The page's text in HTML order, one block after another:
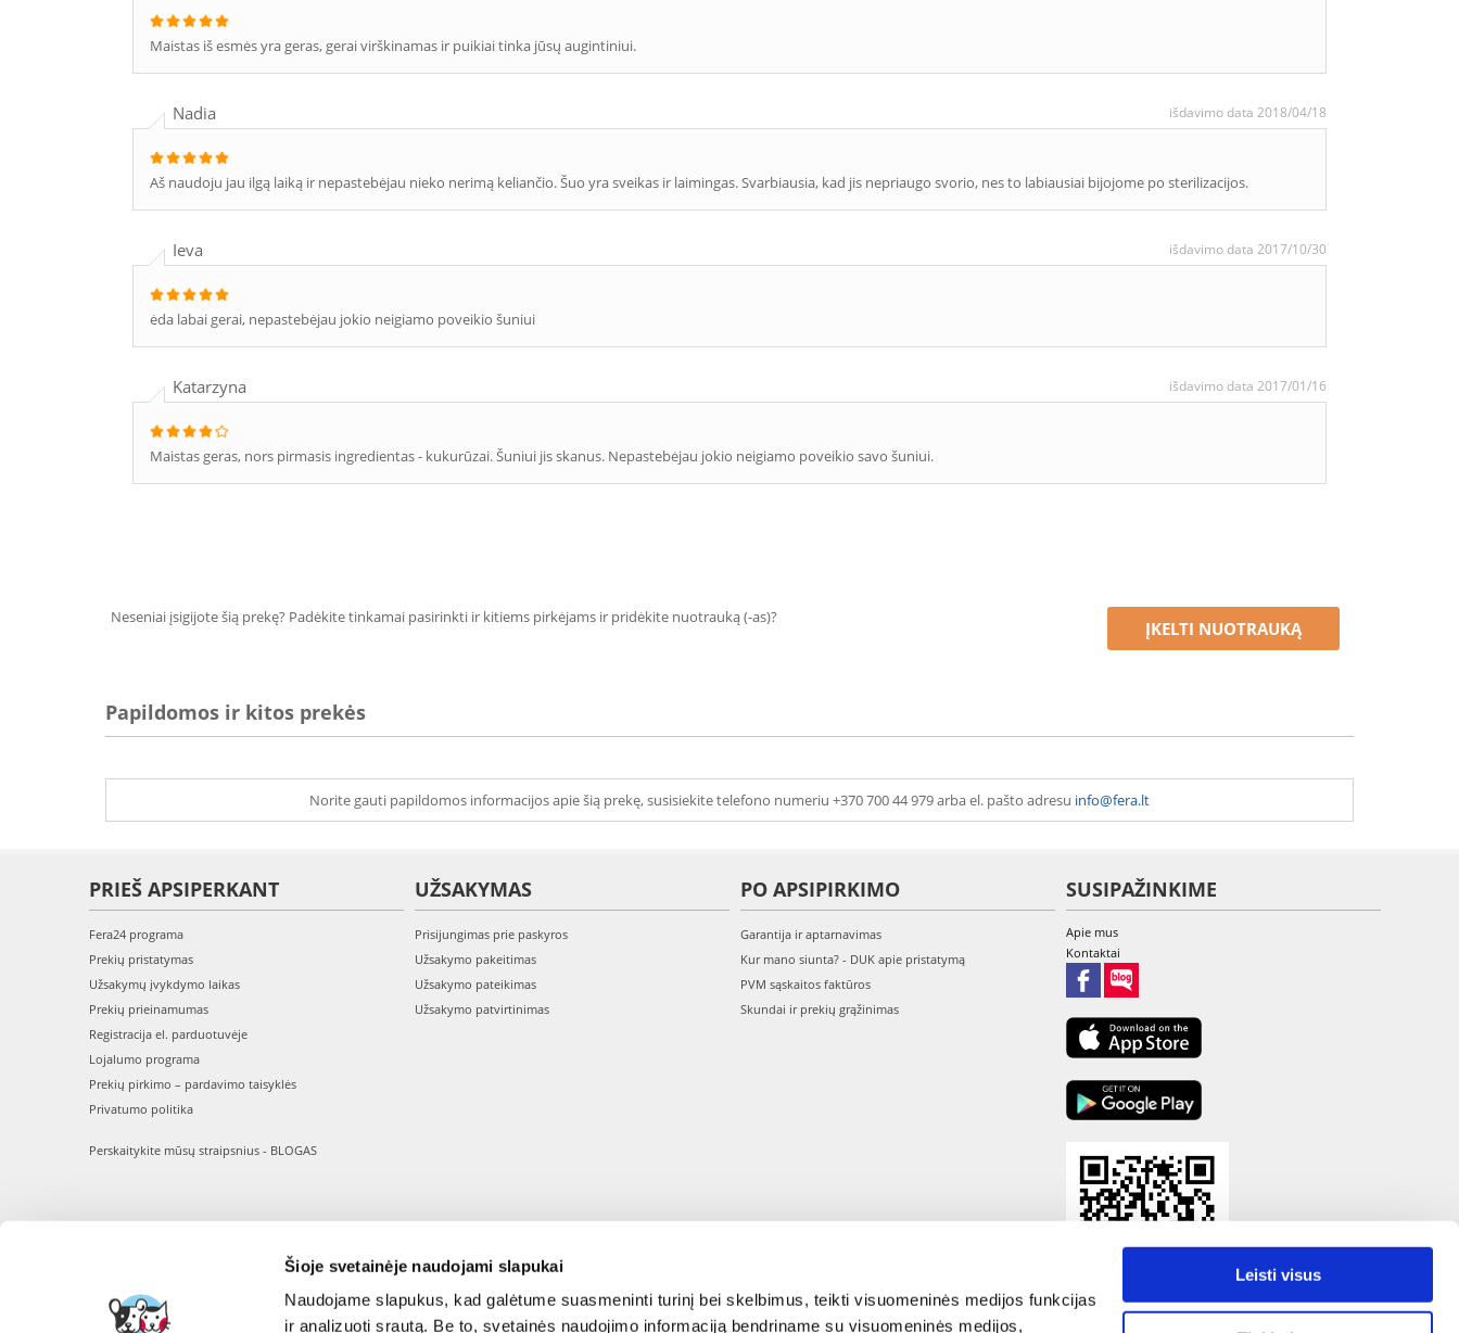
Šioje svetainėje naudojami slapukai
Naudojame slapukus, kad galėtume suasmeninti turinį bei skelbimus, teikti visuomeninės medijos funkcijas
ir analizuoti srautą. Be to, svetainės naudojimo informaciją bendriname su visuomeninės medijos,
Leisti visus
Maistas iš esmės yra geras, gerai virškinamas ir puikiai tinka jūsų augintiniui.
Nadia išdavimo data 2018/04/18
Aš naudoju jau ilgą laiką ir nepastebėjau nieko nerimą keliančio. Šuo yra sveikas ir laimingas. Svarbiausia, kad jis nepriaugo svorio, nes to labiausiai bijojome po sterilizacijos.
Ieva išdavimo data 2017/10/30
ėda labai gerai, nepastebėjau jokio neigiamo poveikio šuniui
Katarzyna išdavimo data 2017/01/16
Maistas geras, nors pirmasis ingredientas - kukurūzai. Šuniui jis skanus. Nepastebėjau jokio neigiamo poveikio savo šuniui.
Neseniai įsigijote šią prekę? Padėkite tinkamai pasirinkti ir kitiems pirkėjams ir pridėkite nuotrauką (-as)?
ĮKELTI NUOTRAUKĄ
Papildomos ir kitos prekės
Norite gauti papildomos informacijos apie šią prekę, susisiekite telefono numeriu +370 700 44 979 arba el. pašto adresu info@fera.lt
PRIEŠ APSIPERKANT
Fera24 programa
Prekių pristatymas
Užsakymų įvykdymo laikas
Prekių prieinamumas
Registracija el. parduotuvėje
Lojalumo programa
Prekių pirkimo – pardavimo taisyklės
Privatumo politika
Perskaitykite mūsų straipsnius - BLOGAS
UŽSAKYMAS
Prisijungimas prie paskyros
Užsakymo pakeitimas
Užsakymo pateikimas
Užsakymo patvirtinimas
PO APSIPIRKIMO
Garantija ir aptarnavimas
Kur mano siunta? - DUK apie pristatymą
PVM sąskaitos faktūros
Skundai ir prekių grąžinimas
SUSIPAŽINKIME
Apie mus
Kontaktai